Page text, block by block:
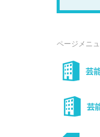
ページメニ